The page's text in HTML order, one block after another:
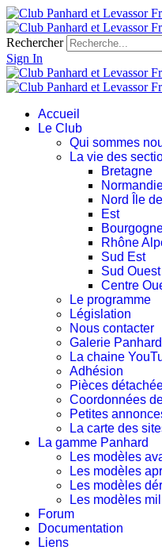
Rechercher
Sign In
Accueil
Le Club
Qui sommes
La vie des
Bretagne
Nord Île
Est
Rhône
Sud Est
Sud Ouest
Centre
Le programme
Législation
Nous contacter
Galerie Panhard
La chaine
Adhésion
Pièces
Coordonnées
Petites
La carte des
La gamme Panhard
Les modèles
Les modèles
Les modèles
Les modèles
Forum
Documentation
Liens